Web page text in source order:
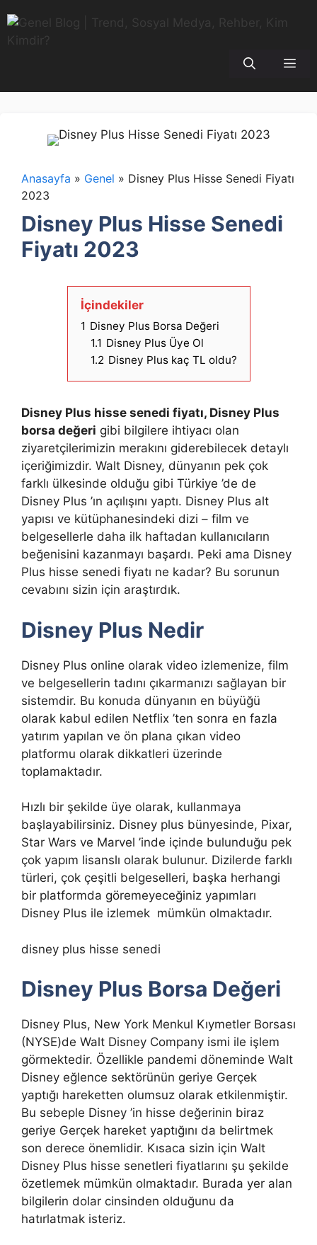
atla
Anasayfa » Genel » Disney Plus Hisse Senedi Fiyatı
2023
Disney Plus Hisse Senedi
Fiyatı 2023
İçindekiler
1 Disney Plus Borsa Değeri
1.1 Disney Plus Üye Ol
1.2 Disney Plus kaç TL oldu?
Disney Plus hisse senedi fiyatı, Disney Plus
borsa değeri gibi bilgilere ihtiyacı olan
ziyaretçilerimizin merakını giderebilecek detaylı
içeriğimizdir. Walt Disney, dünyanın pek çok
farklı ülkesinde olduğu gibi Türkiye ’de de
Disney Plus ’ın açılışını yaptı. Disney Plus alt
yapısı ve kütüphanesindeki dizi – film ve
belgesellerle daha ilk haftadan kullanıcıların
beğenisini kazanmayı başardı. Peki ama Disney
Plus hisse senedi fiyatı ne kadar? Bu sorunun
cevabını sizin için araştırdık.
Disney Plus Nedir
Disney Plus online olarak video izlemenize, film
ve belgesellerin tadını çıkarmanızı sağlayan bir
sistemdir. Bu konuda dünyanın en büyüğü
olarak kabul edilen Netflix ’ten sonra en fazla
yatırım yapılan ve ön plana çıkan video
platformu olarak dikkatleri üzerinde
toplamaktadır.
Hızlı bir şekilde üye olarak, kullanmaya
başlayabilirsiniz. Disney plus bünyesinde, Pixar,
Star Wars ve Marvel ’inde içinde bulunduğu pek
çok yapım lisanslı olarak bulunur. Dizilerde farklı
türleri, çok çeşitli belgeselleri, başka herhangi
bir platformda göremeyeceğiniz yapımları
Disney Plus ile izlemek mümkün olmaktadır.
disney plus hisse senedi
Disney Plus Borsa Değeri
Disney Plus, New York Menkul Kıymetler Borsası
(NYSE)de Walt Disney Company ismi ile işlem
görmektedir. Özellikle pandemi döneminde Walt
Disney eğlence sektörünün geriye Gerçek
yaptığı hareketten olumsuz olarak etkilenmiştir.
Bu sebeple Disney ’in hisse değerinin biraz
geriye Gerçek hareket yaptığını da belirtmek
son derece önemlidir. Kısaca sizin için Walt
Disney Plus hisse senetleri fiyatlarını şu şekilde
özetlemek mümkün olmaktadır. Burada yer alan
bilgilerin dolar cinsinden olduğunu da
hatırlatmak isteriz.